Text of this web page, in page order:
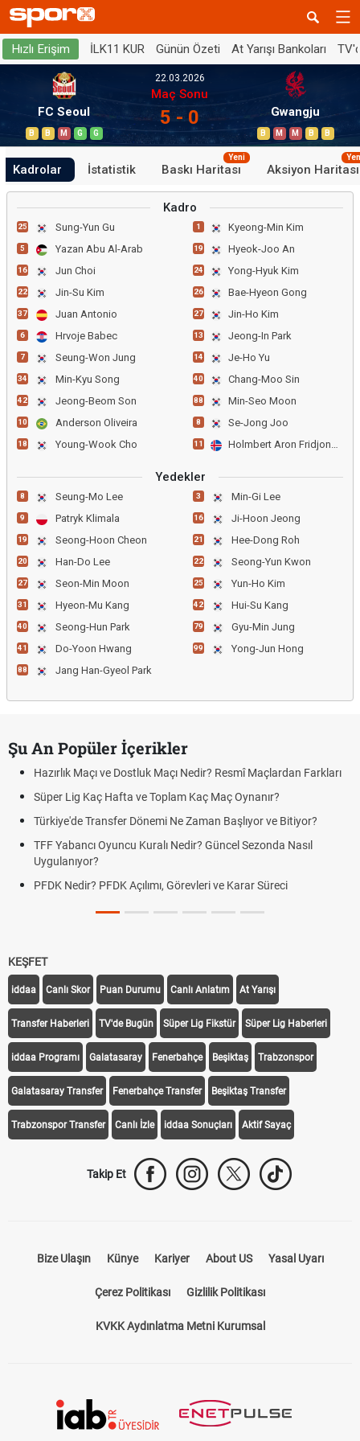
Hızlı Erişim İLK11 KUR Günün Özeti At Yarışı Bankoları
FC Seoul
B B M G G
22.03.2026
Maç Sonu
5 - 0 Gwangju
B M M B B
Kadrolar İstatistik Baskı Haritası
Yeni
Aksiyon Haritası
Kadro
25 Sung-Yun Gu
5 Yazan Abu Al-Arab
16 Jun Choi
22 Jin-Su Kim
37 Juan Antonio
6 Hrvoje Babec
7 Seung-Won Jung
34 Min-Kyu Song
42 Jeong-Beom Son
10 Anderson Oliveira
18 Young-Wook Cho
1 Kyeong-Min Kim
19 Hyeok-Joo An
24 Yong-Hyuk Kim
26 Bae-Hyeon Gong
27 Jin-Ho Kim
13 Jeong-In Park
14 Je-Ho Yu
40 Chang-Moo Sin
88 Min-Seo Moon
8 Se-Jong Joo
11 Holmbert Aron Fridjonsson
Yedekler
8 Seung-Mo Lee
9 Patryk Klimala
19 Seong-Hoon Cheon
20 Han-Do Lee
27 Seon-Min Moon
31 Hyeon-Mu Kang
40 Seong-Hun Park
41 Do-Yoon Hwang
88 Jang Han-Gyeol Park
3 Min-Gi Lee
16 Ji-Hoon Jeong
21 Hee-Dong Roh
22 Seong-Yun Kwon
25 Yun-Ho Kim
42 Hui-Su Kang
79 Gyu-Min Jung
99 Yong-Jun Hong
Şu An Popüler İçerikler
Hazırlık Maçı ve Dostluk Maçı Nedir? Resmî Maçlardan Farkları
Süper Lig Kaç Hafta ve Toplam Kaç Maç Oynanır?
Türkiye'de Transfer Dönemi Ne Zaman Başlıyor ve Bitiyor?
TFF Yabancı Oyuncu Kuralı Nedir? Güncel Sezonda Nasıl
Uygulanıyor?
PFDK Nedir? PFDK Açılımı, Görevleri ve Karar Süreci
KEŞFET
iddaa Canlı Skor Puan Durumu Canlı Anlatım At Yarışı
Transfer Haberleri TV'de Bugün Süper Lig Fikstür Süper Lig Haberleri
iddaa Programı Galatasaray Fenerbahçe Beşiktaş Trabzonspor
Galatasaray Transfer Fenerbahçe Transfer Beşiktaş Transfer
Trabzonspor Transfer Canlı İzle iddaa Sonuçları Aktif Sayaç
Takip Et
Bize Ulaşın Künye Kariyer About US Yasal Uyarı
Çerez Politikası Gizlilik Politikası
KVKK Aydınlatma Metni Kurumsal